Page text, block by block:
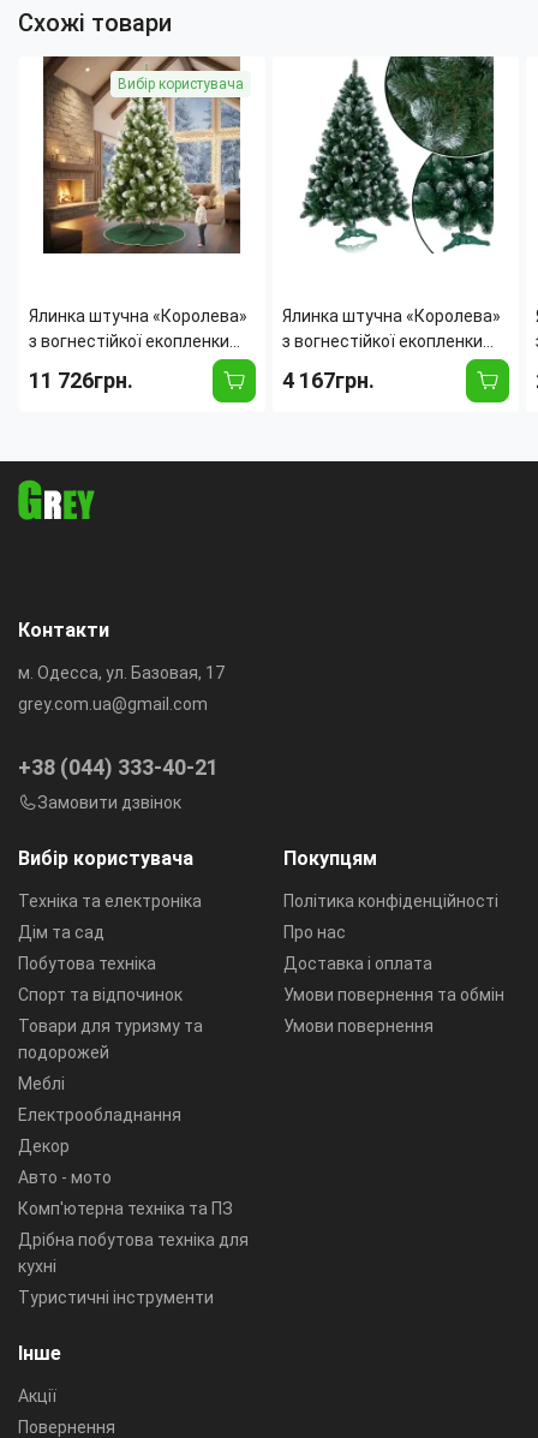
Схожі товари
Вибір користувача
Ялинка штучна «Королева»
з вогнестійкої екопленки
Україна — висоти від 0.35 до
11 726грн.
Ялинка штучна «Королева»
з вогнестійкої екопленки
Україна — висоти від 0.35 до
4 167грн.
Вибір користувача
Техніка та електроніка
Дім та сад
Побутова техніка
Спорт та відпочинок
Товари для туризму та
подорожей
Меблі
Електрообладнання
Декор
Авто - мото
Комп'ютерна техніка та ПЗ
Дрібна побутова техніка для
кухні
Туристичні інструменти
Покупцям
Політика конфіденційності
Про нас
Доставка і оплата
Умови повернення та обмін
Умови повернення
Інше
Акції
Повернення
Контакти
м. Одесса, ул. Базовая, 17
grey.com.ua@gmail.com
+38 (044) 333-40-21
Замовити дзвінок